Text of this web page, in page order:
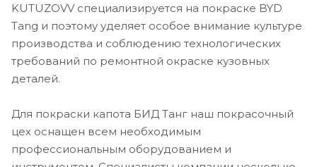
KUTUZOVV специализируется на покраске BYD
Tang и поэтому уделяет особое внимание культуре
производства и соблюдению технологических
требований по ремонтной окраске кузовных
деталей.
Для покраски капота БИД Танг наш покрасочный
цех оснащен всем необходимым
профессиональным оборудованием и